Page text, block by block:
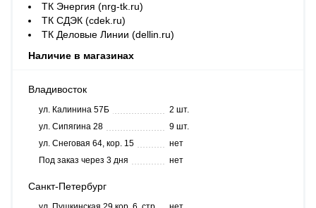
ТК Энергия (nrg-tk.ru)
ТК СДЭК (cdek.ru)
ТК Деловые Линии (dellin.ru)
Наличие в магазинах
Владивосток
ул. Калинина 57Б
2 шт.
ул. Сипягина 28
9 шт.
ул. Снеговая 64, кор. 15
нет
Под заказ через 3 дня
нет
Санкт-Петербург